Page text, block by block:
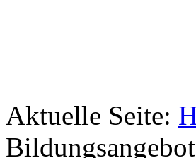
Aktuelle Seite:
Bildungsangebot